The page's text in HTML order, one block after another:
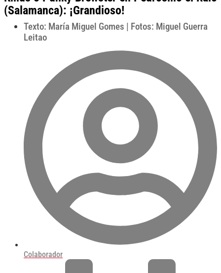
(Salamanca): ¡Grandioso!
Texto: María Miguel Gomes | Fotos: Miguel Guerra
Leitao
Colaborador